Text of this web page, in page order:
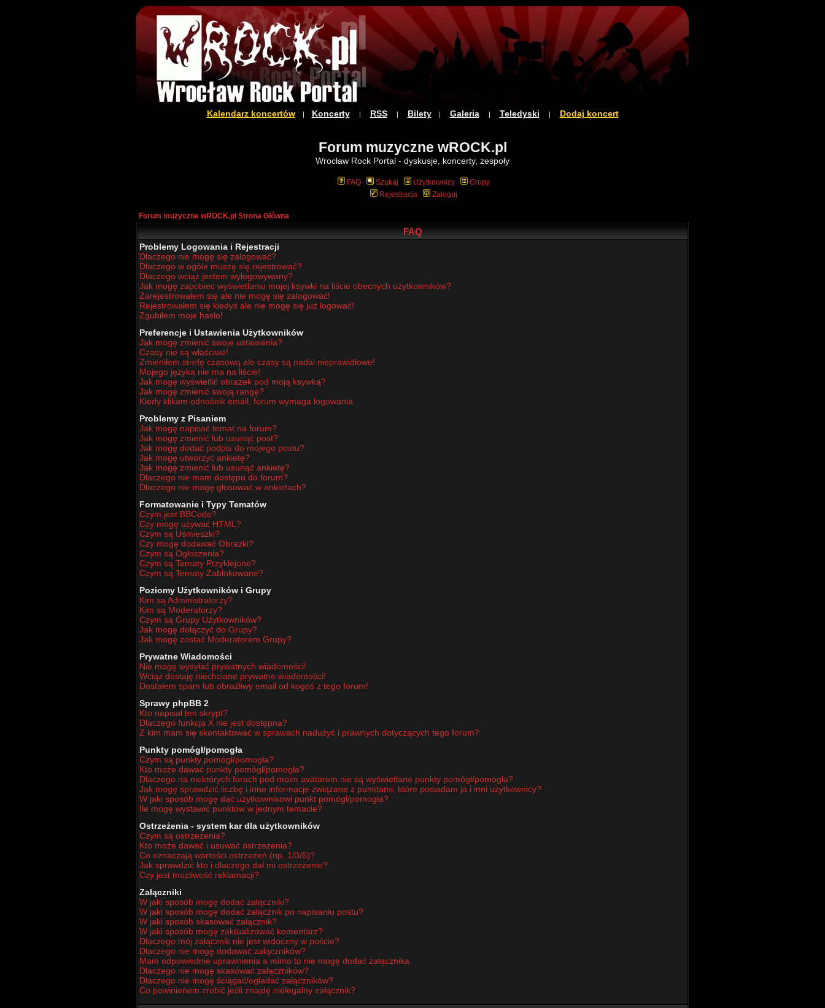
Kalendarz koncertów| Koncerty| RSS| Bilety| Galeria| Teledyski | Dodaj koncert
Forum muzyczne wROCK.pl
Wrocław Rock Portal - dyskusje, koncerty, zespoły
FAQ Szukaj Użytkownicy
Grupy
Rejestracja
Zaloguj
Forum muzyczne wROCK.pl Strona Główna
FAQ
Problemy Logowania i Rejestracji
Dlaczego nie mogę się zalogować?
Dlaczego w ogóle muszę się rejestrować?
Dlaczego wciąż jestem wylogowywany?
Jak mogę zapobiec wyświetlaniu mojej ksywki na liście obecnych użytkowników?
Zarejestrowałem się ale nie mogę się zalogować!
Rejestrowałem się kiedyś ale nie mogę się już logować!
Zgubiłem moje hasło!
Preferencje i Ustawienia Użytkowników
Jak mogę zmienić swoje ustawienia?
Czasy nie są właściwe!
Zmieniłem strefę czasową ale czasy są nadal nieprawidłowe!
Mojego języka nie ma na liście!
Jak mogę wyświetlić obrazek pod moją ksywką?
Jak mogę zmienić swoją rangę?
Kiedy klikam odnośnik email, forum wymaga logowania
Problemy z Pisaniem
Jak mogę napisać temat na forum?
Jak mogę zmienić lub usunąć post?
Jak mogę dodać podpis do mojego postu?
Jak mogę utworzyć ankietę?
Jak mogę zmienić lub usunąć ankietę?
Dlaczego nie mam dostępu do forum?
Dlaczego nie mogę głosować w ankietach?
Formatowanie i Typy Tematów
Czym jest BBCode?
Czy mogę używać HTML?
Czym są Uśmieszki?
Czy mogę dodawać Obrazki?
Czym są Ogłoszenia?
Czym są Tematy Przyklejone?
Czym są Tematy Zablokowane?
Poziomy Użytkowników i Grupy
Kim są Administratorzy?
Kim są Moderatorzy?
Czym są Grupy Użytkowników?
Jak mogę dołączyć do Grupy?
Jak mogę zostać Moderatorem Grupy?
Prywatne Wiadomości
Nie mogę wysyłać prywatnych wiadomości!
Wciąż dostaję niechciane prywatne wiadomości!
Dostałem spam lub obraźliwy email od kogoś z tego forum!
Sprawy phpBB 2
Kto napisał ten skrypt?
Dlaczego funkcja X nie jest dostępna?
Z kim mam się skontaktować w sprawach nadużyć i prawnych dotyczących tego forum?
Punkty pomógł/pomogła
Czym są punkty pomógł/pomogła?
Kto może dawać punkty pomógł/pomogła?
Dlaczego na niektórych forach pod moim avatarem nie są wyświetlane punkty pomógł/pomogła?
Jak mogę sprawdzić liczbę i inne informacje związane z punktami, które posiadam ja i inni użytkownicy?
W jaki sposób mogę dać użytkownikowi punkt pomógł/pomogła?
Ile mogę wystawić punktów w jednym temacie?
Ostrzeżenia - system kar dla użytkowników
Czym są ostrzeżenia?
Kto może dawać i usuwać ostrzeżenia?
Co oznaczają wartości ostrzeżeń (np. 1/3/6)?
Jak sprawdzić kto i dlaczego dał mi ostrzeżenie?
Czy jest możliwość reklamacji?
Załączniki
W jaki sposób mogę dodać załączniki?
W jaki sposób mogę dodać załącznik po napisaniu postu?
W jaki sposób skasować załącznik?
W jaki sposób mogę zaktualizować komentarz?
Dlaczego mój załącznik nie jest widoczny w poście?
Dlaczego nie mogę dodawać załączników?
Mam odpowiednie uprawnienia a mimo to nie mogę dodać załącznika.
Dlaczego nie mogę skasować załączników?
Dlaczego nie mogę ściągać/ogladać załączników?
Co powinienem zrobić jeśli znajdę nielegalny załącznik?